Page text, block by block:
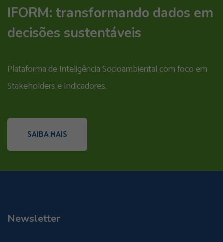
IFORM: transformando dados em
decisões sustentáveis
Plataforma de Inteligência Socioambiental com foco em
Stakeholders e Indicadores.
SAIBA MAIS
Newsletter